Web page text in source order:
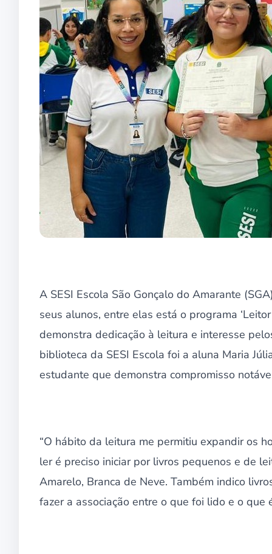
A SESI Escola São Gonçalo do Amarante
seus alunos, entre elas está o programa
demonstra dedicação à leitura e interesse
biblioteca da SESI Escola foi a aluna Maria
estudante que demonstra compromisso
“O hábito da leitura me permitiu expandir os
ler é preciso iniciar por livros pequenos e de
Amarelo, Branca de Neve. Também indico
fazer a associação entre o que foi lido e o